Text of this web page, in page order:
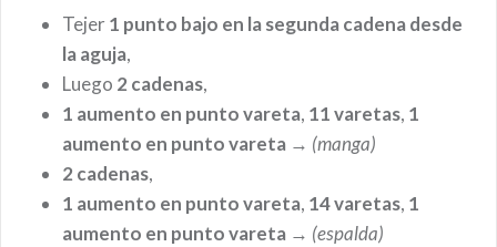
Tejer1 punto bajo en la segunda cadena desde
la aguja,
Luego 2 cadenas,
1 aumento en punto vareta, 11 varetas, 1
aumento en punto vareta → (manga)
2 cadenas,
1 aumento en punto vareta, 14 varetas, 1
aumento en punto vareta → (espalda)